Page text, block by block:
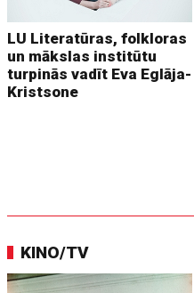
LU Literatūras, folkloras
un mākslas institūtu
turpinās vadīt Eva Eglāja-
Kristsone
KINO/TV